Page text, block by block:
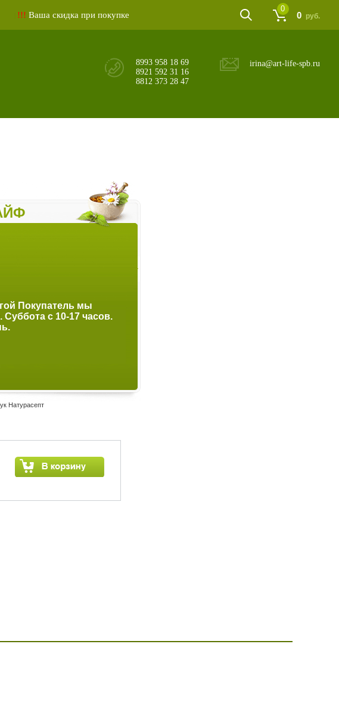
!!! Ваша скидка при покупке 0 руб.
0
8993 958 18 69
8921 592 31 16
8812 373 28 47
irina@art-life-spb.ru
Покупатель мы
с 10-17 часов.
Натурасепт